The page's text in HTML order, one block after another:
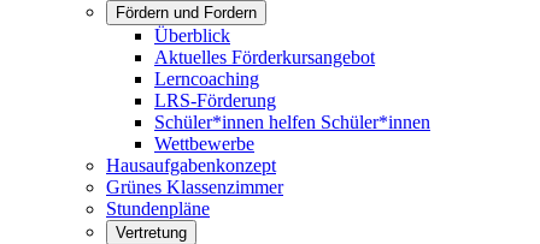
Fördern und Fordern
Überblick
Aktuelles Förderkursangebot
Lerncoaching
LRS-Förderung
Schüler*innen helfen Schüler*innen
Wettbewerbe
Hausaufgabenkonzept
Grünes Klassenzimmer
Stundenpläne
Vertretung